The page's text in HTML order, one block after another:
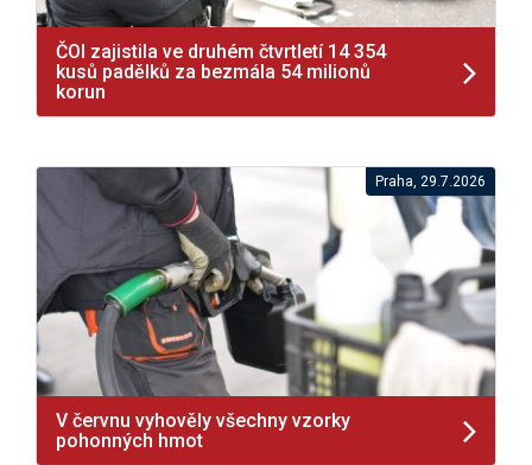
ČOI zajistila ve druhém čtvrtletí 14 354
kusů padělků za bezmála 54 milionů
korun
Praha, 29.7.2026
V červnu vyhověly všechny vzorky
pohonných hmot